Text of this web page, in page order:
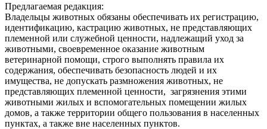
Предлагаемая редакция:
Владельцы животных обязаны обеспечивать их регистрацию,
идентификацию, кастрацию животных, не представляющих
племенной или служебной ценности, надлежащий‌ уход за
животными, своевременное оказание животным
ветеринарной‌ помощи, строго выполнять правила их
содержания, обеспечивать безопасность людей‌ и их
имущества, не допускать размножения животных, не
представляющих племенной ценности, загрязнения этими
животными жилых и вспомогательных помещении‌ жилых
домов, а также территории общего пользования в населенных
пунктах, а также вне населенных пунктов.